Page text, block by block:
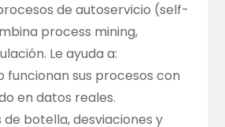
de autoservicio (self-
process mining,
Le ayuda a:
funcionan sus procesos con
en datos reales.
de botella, desviaciones y